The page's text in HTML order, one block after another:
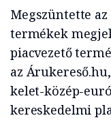
Megszüntette
termékek
piacvezető
az
kelet-közép-
kereskedelmi